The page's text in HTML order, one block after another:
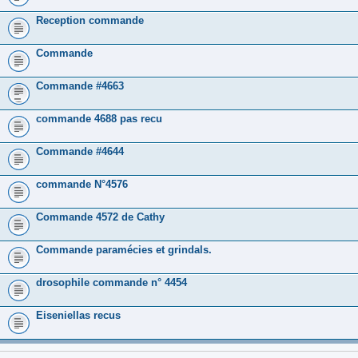
Reception commande
Commande
Commande #4663
commande 4688 pas recu
Commande #4644
commande N°4576
Commande 4572 de Cathy
Commande paramécies et grindals.
drosophile commande n° 4454
Eiseniellas recus